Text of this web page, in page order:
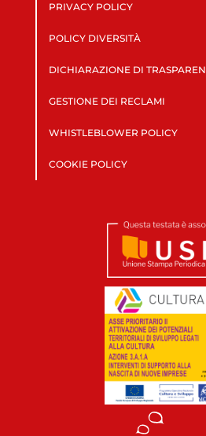
PRIVACY POLICY
POLICY DIVERSITÀ
DICHIARAZIONE DI
GESTIONE DEI RECLAMI
WHISTLEBLOWER POLICY
COOKIE POLICY